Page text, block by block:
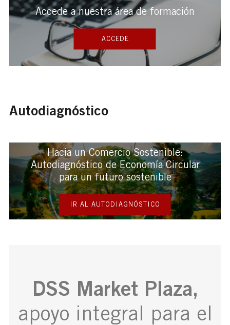
Accede a nuestra área de formación
ACCEDE
Autodiagnóstico
Hacia un Comercio Sostenible:
Autodiagnóstico de Economía Circular
para un futuro sostenible
IR AL AUTODIAGNÓSTICO
DSS Market Plaza,
apoyo integral para el